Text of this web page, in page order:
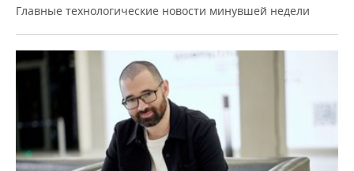
Главные технологические новости минувшей недели